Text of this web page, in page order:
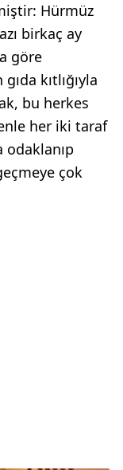
Hürmüz
birkaç ay
göre
kıtlığıyla
bu herkes
her iki taraf
odaklanıp
çok